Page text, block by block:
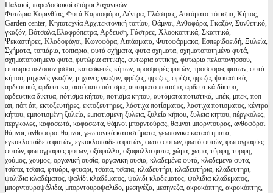
Παλαιοί, παραδοσιακοί σπόροι λαχανικών
Φυτώρια Κορινθίας, Φυτά Καρποφόρα, Δέντρα, Γλάστρες, Αυτόματο πότισμα, Κήπος,
Garden center, Κηποτεχνία Αρχιτεκτονική τοπίου, Θάμνοι, Ανθοφόρα, Γκαζόν, Συνθετικό,
γκαζόν, Βότσαλα,Ελαφρόπετρα, Αρδευση, Γάστρες, Χλοοκοπτικά, Σκαπτικά,
Ψεκαστήρες, Κλαδοφάγοι, Κωνοφόρα, Λιπάσματα, Φυτοφάρμακα, Εσπεριδοειδή, Ξυλεία,
Σχήματα, τοπιάρια, τοπιαρια, φυτά σχήματα, φυτα σχηματα, σχηματοποιημένα φυτά,
σχηματοποιημενα φυτα, φυτώρια αττικής, φυτωρια αττικης, φυτωρια πελοπονησσου,
φυτωρια πελοπονησσου, κατασκευές κήπων, προσφορές φυτών, προσφορες φυτων, φυτά
κήπου, μηχανές γκαζόν, μηχανες γκαζον, φρέζες, φρεζες, φρέζα, φρεζα, ψεκαστικά,
αρδευτικά, αρδευτικα, αυτόματο πότισμα, αυτοματο ποτισμα, αρδευτικά δίκτυα,
αρδευτικα δικτυα, πότισμα κήπου, ποτισμα κηπου, αυτόματα ποτιστικά, μπέκ, μπεκ, ποπ
απ, πόπ άπ, εκτοξευτήρες, εκτοξευτηρες, λάστιχα ποτίσματος, λαστιχα ποτισματος, κέντρα
κήπου, εμποτισμένη ξυλεία, εμποτισμενη ξυλεια, ξυλεία κήπου, ξυλεια κηπου, πέργκολες,
περγκολες, καφασωτά, καφασωτα, θάμνοι μπορντούρας, θαμνοι μπορντουρας, ανθοφόροι
θάμνοι, ανθοφοροι θαμνοι, γεωπονικά καταστήματα, γεωπονικα καταστηματα,
εγκυκλοπαίδεια φυτών, εγκυκλοπαιδεια φυτών, φωτο φυτων, φωτό φυτών, φωτογραφίες
φυτών, φωτογραφιες φυτων, οξύφυλλα, οξυφυλλα φυτα, χώμα, χωμα, τύρφη, τυρφη,
χούμος, χουμος, οργανική ουσία, οργανικη ουσια, κλαδεμένα φυτά, κλαδεμενα φυτα,
τσάπα, τσαπα, φτυάρι, φτυαρι, τσάπα, τσαπα, κλαδευτήρι, κλαδευτήρια, κλαδευτηρι,
ψαλίδια κλαδέματος, ψαλίδι κλαδέματος, ψαλιδι κλαδεματος, ψαλιδια κλαδεματος,
μπορντουροψάλιδα, μπορντουροψαλιδο, μεσηνέζα, μεσηνεζα, ακροκόπτης, ακροκόπτης,